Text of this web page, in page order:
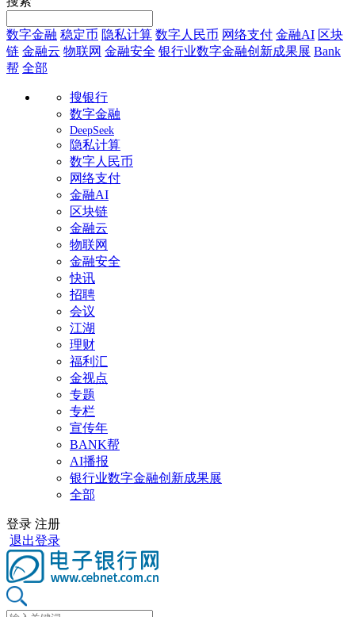
数字金融 稳定币 隐私计算 数字人民币 网络支付 金融AI 区块
链 金融云 物联网 金融安全 银行业数字金融创新成果展 Bank
帮 全部
搜银行
数字金融
DeepSeek
隐私计算
数字人民币
网络支付
金融AI
区块链
金融云
物联网
金融安全
快讯
招聘
会议
江湖
理财
福利汇
金视点
专题
专栏
宣传年
BANK帮
AI播报
银行业数字金融创新成果展
全部
登录 注册
退出登录